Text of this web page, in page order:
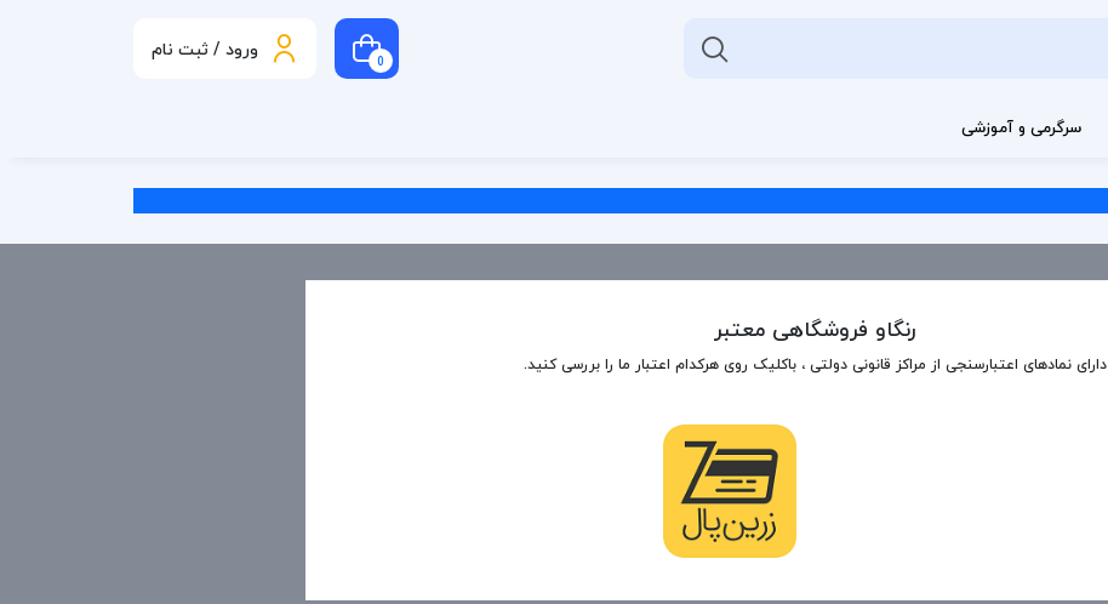
0 ورود / ثبت نام
سرگرمی و آموزشی
رنگاو فروشگاهی معتبر
دارای نمادهای اعتبارسنجی از مراکز قانونی دولتی ، باکلیک روی هرکدام اعتبار ما را بررسی کنید.